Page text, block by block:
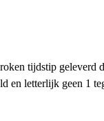
tijdstip geleverd
en letterlijk geen 1